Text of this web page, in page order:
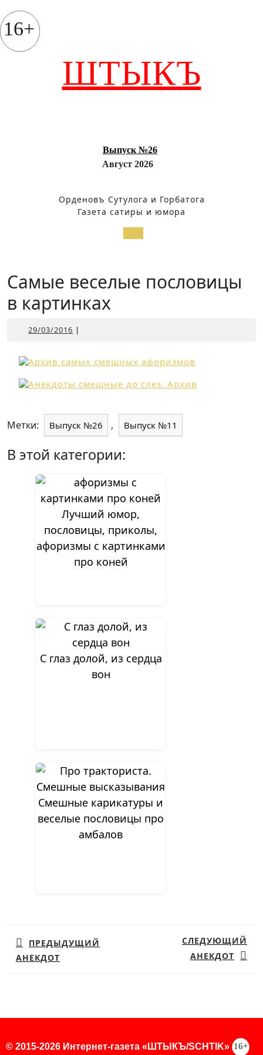
к
содержимому
16+
ШТЫКЪ
Выпуск №26
Август 2026
Орденовъ Сутулога и Горбатога
Газета сатиры и юмора
Открыть
Самые веселые пословицы
в картинках
29/03/2016 29/03/2016
|
Метки: Выпуск №26 , Выпуск №11
В этой категории:
Лучший юмор,
пословицы, приколы,
афоризмы с картинками
про коней
С глаз долой, из сердца
вон
Смешные карикатуры и
веселые пословицы про
амбалов
записям
ПРЕДЫДУЩИЙ
АНЕКДОТ
СЛЕДУЮЩИЙ
АНЕКДОТ
© 2015-2026 Интернет-газета «ШТЫКЪ/SCHTIK» 16+